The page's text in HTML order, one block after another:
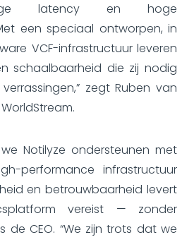
latency en hoge
een speciaal ontworpen, in
VCF-infrastructuur leveren
schaalbaarheid die zij nodig
zegt Ruben van
Notilyze ondersteunen met
performance infrastructuur
en betrouwbaarheid levert
vereist — zonder
de CEO. “We zijn trots dat we